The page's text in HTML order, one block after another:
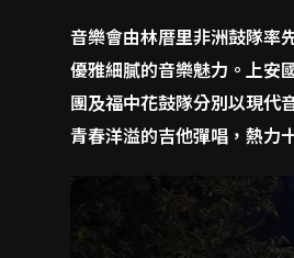
音樂會由林厝里非洲鼓隊率
優雅細膩的音樂魅力。上安
團及福中花鼓隊分別以現代
青春洋溢的吉他彈唱，熱力